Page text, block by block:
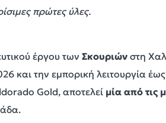
πρώτες ύλες.
έργου των Σκουριώνστη
και την εμπορική λειτουργία
Gold, αποτελεί μία από τις